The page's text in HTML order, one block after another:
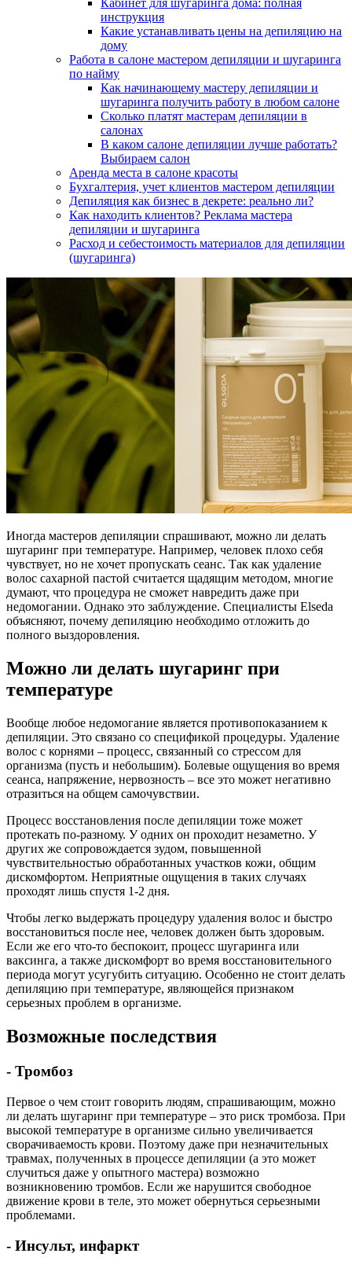
Кабинет для шугаринга дома: полная
инструкция
Какие устанавливать цены на депиляцию на
дому
Работа в салоне мастером депиляции и шугаринга
по найму
Как начинающему мастеру депиляции и
шугаринга получить работу в любом салоне
Сколько платят мастерам депиляции в
салонах
В каком салоне депиляции лучше работать?
Выбираем салон
Аренда места в салоне красоты
Бухгалтерия, учет клиентов мастером депиляции
Депиляция как бизнес в декрете: реально ли?
Как находить клиентов? Реклама мастера
депиляции и шугаринга
Расход и себестоимость материалов для депиляции
(шугаринга)
Иногда мастеров депиляции спрашивают, можно ли делать
шугаринг при температуре. Например, человек плохо себя
чувствует, но не хочет пропускать сеанс. Так как удаление
волос сахарной пастой считается щадящим методом, многие
думают, что процедура не сможет навредить даже при
недомогании. Однако это заблуждение. Специалисты Elseda
объясняют, почему депиляцию необходимо отложить до
полного выздоровления.
Можно ли делать шугаринг при
температуре
Вообще любое недомогание является противопоказанием к
депиляции. Это связано со спецификой процедуры. Удаление
волос с корнями – процесс, связанный со стрессом для
организма (пусть и небольшим). Болевые ощущения во время
сеанса, напряжение, нервозность – все это может негативно
отразиться на общем самочувствии.
Процесс восстановления после депиляции тоже может
протекать по-разному. У одних он проходит незаметно. У
других же сопровождается зудом, повышенной
чувствительностью обработанных участков кожи, общим
дискомфортом. Неприятные ощущения в таких случаях
проходят лишь спустя 1-2 дня.
Чтобы легко выдержать процедуру удаления волос и быстро
восстановиться после нее, человек должен быть здоровым.
Если же его что-то беспокоит, процесс шугаринга или
ваксинга, а также дискомфорт во время восстановительного
периода могут усугубить ситуацию. Особенно не стоит делать
депиляцию при температуре, являющейся признаком
серьезных проблем в организме.
Возможные последствия
- Тромбоз
Первое о чем стоит говорить людям, спрашивающим, можно
ли делать шугаринг при температуре – это риск тромбоза. При
высокой температуре в организме сильно увеличивается
сворачиваемость крови. Поэтому даже при незначительных
травмах, полученных в процессе депиляции (а это может
случиться даже у опытного мастера) возможно
возникновению тромбов. Если же нарушится свободное
движение крови в теле, это может обернуться серьезными
проблемами.
- Инсульт, инфаркт